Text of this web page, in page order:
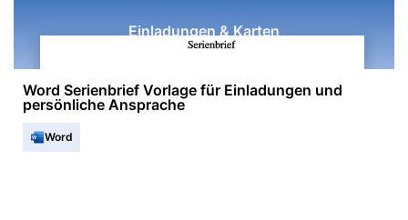
Einladungen & Karten
Word Serienbrief Vorlage für Einladungen und
persönliche Ansprache
Word